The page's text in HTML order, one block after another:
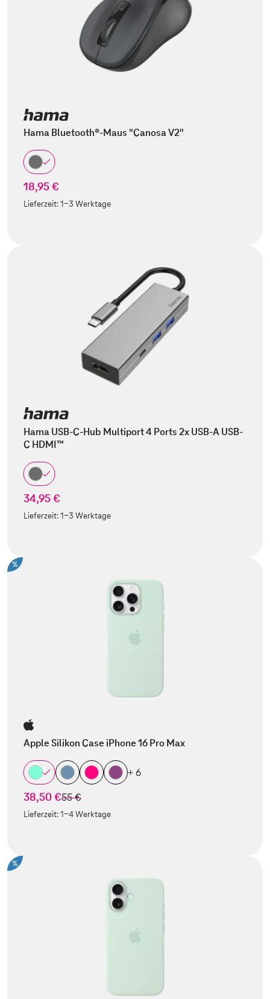
Hama Bluetooth®-Maus "Canosa V2"
18,95 €
Lieferzeit:1-3 Werktage
Hama USB-C-Hub Multiport 4 Ports 2x USB-A USB-
C HDMI™
34,95 €
Lieferzeit:1-3 Werktage
%
Apple Silikon Case iPhone 16 Pro Max
+ 6
38,50 €statt
55 €
Lieferzeit:1-4 Werktage
%